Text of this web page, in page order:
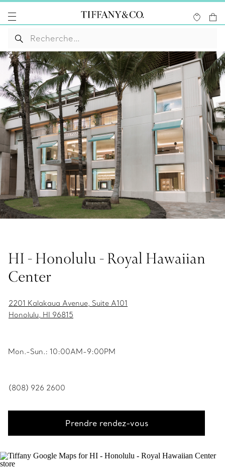
HI - Honolulu - Royal Hawaiian
Center
2201 Kalakaua Avenue, Suite A101
Honolulu, HI 96815
Mon.-Sun.: 10:00AM-9:00PM
(808) 926 2600
Prendre rendez-vous